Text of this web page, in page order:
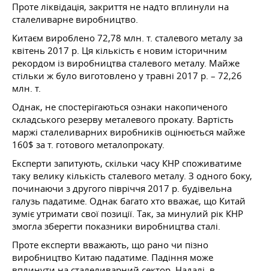
Проте ліквідація, закриття не надто вплинули на
сталеливарне виробництво.
Китаєм вироблено 72,78 млн. т. сталевого металу за
квітень 2017 р. Ця кількість є новим історичним
рекордом із виробництва сталевого металу. Майже
стільки ж було виготовлено у травні 2017 р. – 72,26
млн. т.
Однак, не спостерігаються ознаки накопиченого
складського резерву металевого прокату. Вартість
маржі сталеливарних виробників оцінюється майже
160$ за т. готового металопрокату.
Експерти запитують, скільки часу КНР споживатиме
таку велику кількість сталевого металу. З одного боку,
починаючи з другого півріччя 2017 р. будівельна
галузь падатиме. Однак багато хто вважає, що Китай
зуміє утримати свої позиції. Так, за минулий рік КНР
змогла зберегти показники виробництва сталі.
Проте експерти вважають, що рано чи пізно
виробництво Китаю падатиме. Падіння може